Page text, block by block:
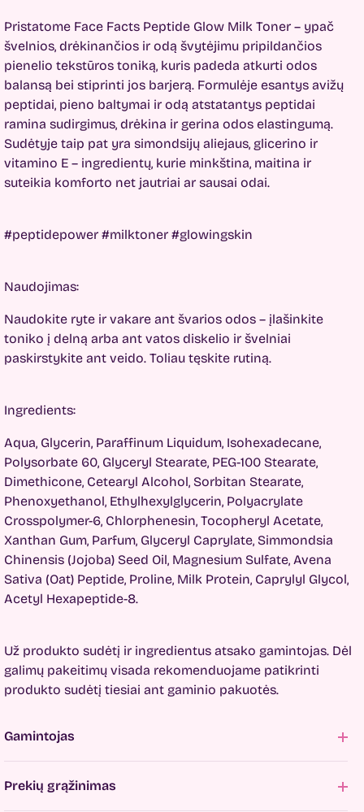
Pristatome Face Facts Peptide Glow Milk Toner – ypač
švelnios, drėkinančios ir odą švytėjimu pripildančios
pienelio tekstūros toniką, kuris padeda atkurti odos
balansą bei stiprinti jos barjerą. Formulėje esantys avižų
peptidai, pieno baltymai ir odą atstatantys peptidai
ramina sudirgimus, drėkina ir gerina odos elastingumą.
Sudėtyje taip pat yra simondsijų aliejaus, glicerino ir
vitamino E – ingredientų, kurie minkština, maitina ir
suteikia komforto net jautriai ar sausai odai.
#peptidepower #milktoner #glowingskin
Naudojimas:
Naudokite ryte ir vakare ant švarios odos – įlašinkite
toniko į delną arba ant vatos diskelio ir švelniai
paskirstykite ant veido. Toliau tęskite rutiną.
Ingredients:
Aqua, Glycerin, Paraffinum Liquidum, Isohexadecane,
Polysorbate 60, Glyceryl Stearate, PEG-100 Stearate,
Dimethicone, Cetearyl Alcohol, Sorbitan Stearate,
Phenoxyethanol, Ethylhexylglycerin, Polyacrylate
Crosspolymer-6, Chlorphenesin, Tocopheryl Acetate,
Xanthan Gum, Parfum, Glyceryl Caprylate, Simmondsia
Chinensis (Jojoba) Seed Oil, Magnesium Sulfate, Avena
Sativa (Oat) Peptide, Proline, Milk Protein, Caprylyl Glycol,
Acetyl Hexapeptide-8.
Už produkto sudėtį ir ingredientus atsako gamintojas. Dėl
galimų pakeitimų visada rekomenduojame patikrinti
produkto sudėtį tiesiai ant gaminio pakuotės.
Gamintojas
Prekių grąžinimas